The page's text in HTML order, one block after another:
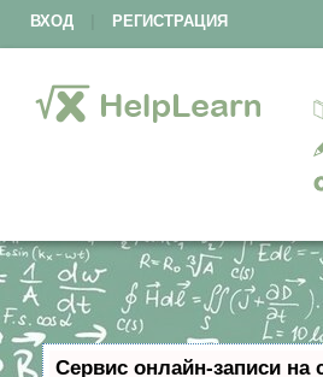
ВХОД РЕГИСТРАЦИЯ
Сервис онлайн-записи на